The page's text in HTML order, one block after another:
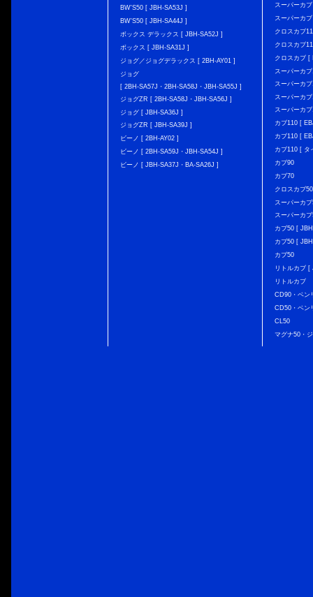
BW'S50 [ JBH-SA53J ]
BW'S50 [ JBH-SA44J ]
ボックス デラックス [ JBH-SA52J ]
ボックス [ JBH-SA31J ]
ジョグ／ジョグデラックス [ 2BH-AY01 ]
ジョグ
[ 2BH-SA57J・2BH-SA58J・JBH-SA55J ]
ジョグZR [ 2BH-SA58J・JBH-SA56J ]
ジョグ [ JBH-SA36J ]
ジョグZR [ JBH-SA39J ]
ビーノ [ 2BH-AY02 ]
ビーノ [ 2BH-SA59J・JBH-SA54J ]
ビーノ [ JBH-SA37J・BA-SA26J ]
スーパーカ
スーパーカ
クロスカブ
クロスカブ
クロスカブ [
スーパーカ
スーパーカ
スーパーカ
スーパーカ
カブ110 [
カブ110 [
カブ110 [ タ
カブ90
カブ70
クロスカブ
スーパーカ
スーパーカ
カブ50 [
カブ50 [
カブ50
リトルカブ
リトルカブ
CD90・ベン
CD50・ベン
CL50
マグナ50・